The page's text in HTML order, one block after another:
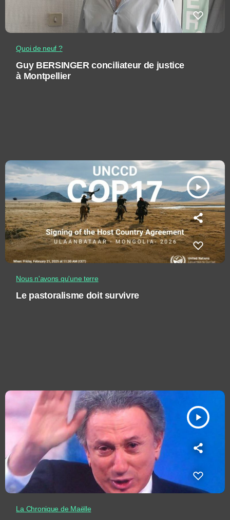
Quoi de neuf ?
Guy BERSINGER conciliateur de justice
à Montpellier
play_arrow
Nous n'avons qu'une terre
Le pastoralisme doit survivre
play_arrow
La Chronique de Maëlle